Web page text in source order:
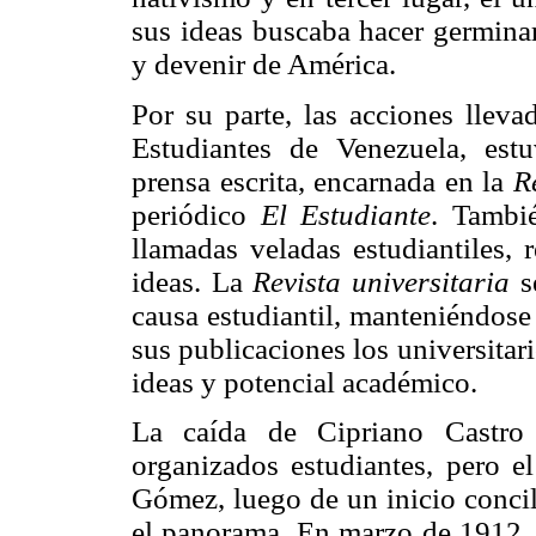
sus ideas buscaba hacer
y devenir de América.
Por su parte, las acciones
Estudiantes de Venezuela,
prensa escrita, encarnada en la
periódico El Estudiante.
llamadas veladas estudiantiles,
ideas. La Revista universitaria
causa estudiantil,
sus publicaciones los
ideas y potencial académico.
La caída de Cipriano Castro
organizados estudiantes, pero
Gómez, luego de un inicio